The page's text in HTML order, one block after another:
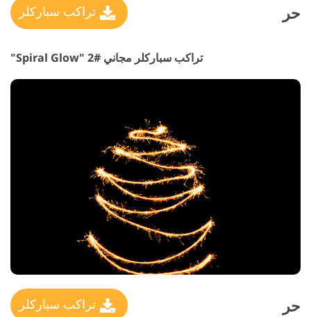
حر تراكب سباركلر
تراكب سباركلر مجاني #2 "Spiral Glow"
حر تراكب سباركلر